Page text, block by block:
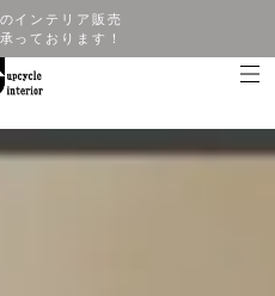
インテリア販売
っております！